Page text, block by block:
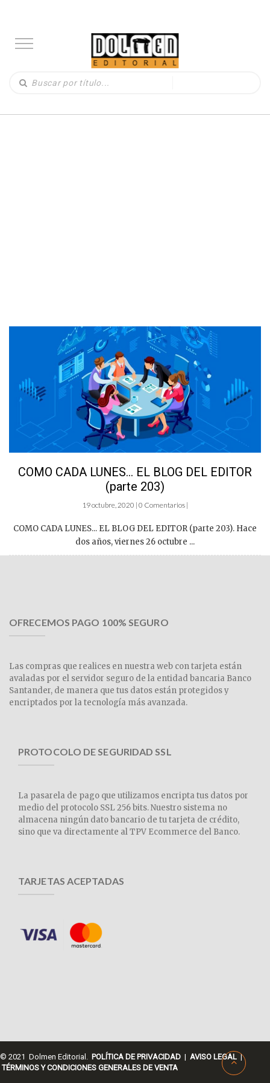
COMO CADA LUNES… EL BLOG DEL EDITOR
(parte 203)
19 octubre, 2020 | 0 Comentarios |
COMO CADA LUNES... EL BLOG DEL EDITOR (parte 203). Hace
dos años, viernes 26 octubre ...
OFRECEMOS PAGO 100% SEGURO
Las compras que realices en nuestra web con tarjeta están
avaladas por el servidor seguro de la entidad bancaria Banco
Santander, de manera que tus datos están protegidos y
encriptados por la tecnología más avanzada.
PROTOCOLO DE SEGURIDAD SSL
La pasarela de pago que utilizamos encripta tus datos por
medio del protocolo SSL 256 bits. Nuestro sistema no
almacena ningún dato bancario de tu tarjeta de crédito,
sino que va directamente al TPV Ecommerce del Banco.
TARJETAS ACEPTADAS
© 2021 Dolmen Editorial. POLÍTICA DE PRIVACIDAD | AVISO LEGAL |
TÉRMINOS Y CONDICIONES GENERALES DE VENTA